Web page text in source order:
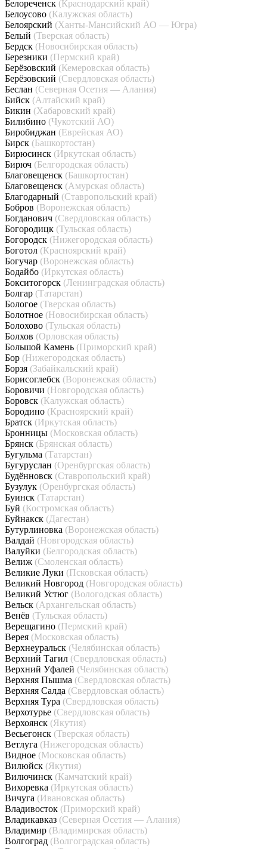
Белореченск (Краснодарский край)
Белоусово (Калужская область)
Белоярский (Ханты-Мансийский АО — Югра)
Белый (Тверская область)
Бердск (Новосибирская область)
Березники (Пермский край)
Берёзовский (Кемеровская область)
Берёзовский (Свердловская область)
Беслан (Северная Осетия — Алания)
Бийск (Алтайский край)
Бикин (Хабаровский край)
Билибино (Чукотский АО)
Биробиджан (Еврейская АО)
Бирск (Башкортостан)
Бирюсинск (Иркутская область)
Бирюч (Белгородская область)
Благовещенск (Башкортостан)
Благовещенск (Амурская область)
Благодарный (Ставропольский край)
Бобров (Воронежская область)
Богданович (Свердловская область)
Богородицк (Тульская область)
Богородск (Нижегородская область)
Боготол (Красноярский край)
Богучар (Воронежская область)
Бодайбо (Иркутская область)
Бокситогорск (Ленинградская область)
Болгар (Татарстан)
Бологое (Тверская область)
Болотное (Новосибирская область)
Болохово (Тульская область)
Болхов (Орловская область)
Большой Камень (Приморский край)
Бор (Нижегородская область)
Борзя (Забайкальский край)
Борисоглебск (Воронежская область)
Боровичи (Новгородская область)
Боровск (Калужская область)
Бородино (Красноярский край)
Братск (Иркутская область)
Бронницы (Московская область)
Брянск (Брянская область)
Бугульма (Татарстан)
Бугуруслан (Оренбургская область)
Будённовск (Ставропольский край)
Бузулук (Оренбургская область)
Буинск (Татарстан)
Буй (Костромская область)
Буйнакск (Дагестан)
Бутурлиновка (Воронежская область)
Валдай (Новгородская область)
Валуйки (Белгородская область)
Велиж (Смоленская область)
Великие Луки (Псковская область)
Великий Новгород (Новгородская область)
Великий Устюг (Вологодская область)
Вельск (Архангельская область)
Венёв (Тульская область)
Верещагино (Пермский край)
Верея (Московская область)
Верхнеуральск (Челябинская область)
Верхний Тагил (Свердловская область)
Верхний Уфалей (Челябинская область)
Верхняя Пышма (Свердловская область)
Верхняя Салда (Свердловская область)
Верхняя Тура (Свердловская область)
Верхотурье (Свердловская область)
Верхоянск (Якутия)
Весьегонск (Тверская область)
Ветлуга (Нижегородская область)
Видное (Московская область)
Вилюйск (Якутия)
Вилючинск (Камчатский край)
Вихоревка (Иркутская область)
Вичуга (Ивановская область)
Владивосток (Приморский край)
Владикавказ (Северная Осетия — Алания)
Владимир (Владимирская область)
Волгоград (Волгоградская область)